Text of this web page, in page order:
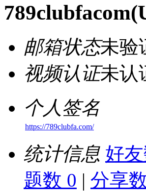
789clubfacom
邮箱状态未验
视频认证未认
个人签名
https://789clubfa.com/
统计信息 好
题数 0 | 分享